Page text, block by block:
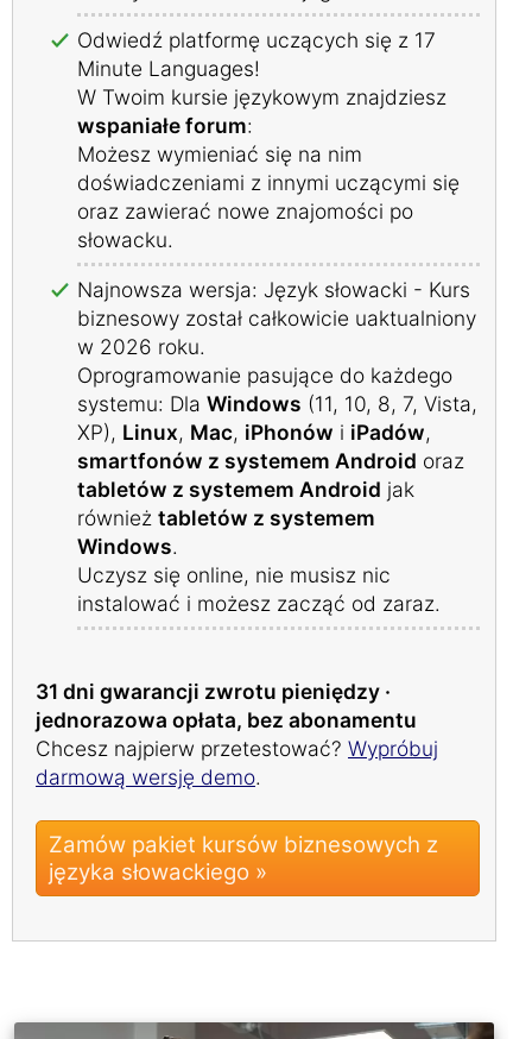
Odwiedź platformę uczących się z 17
Minute Languages!
W Twoim kursie językowym znajdziesz
wspaniałe forum:
Możesz wymieniać się na nim
doświadczeniami z innymi uczącymi się
oraz zawierać nowe znajomości po
słowacku.
Najnowsza wersja: Język słowacki - Kurs
biznesowy został całkowicie uaktualniony
w 2026 roku.
Oprogramowanie pasujące do każdego
systemu: Dla Windows (11, 10, 8, 7, Vista,
XP), Linux, Mac, iPhonów i iPadów,
smartfonów z systemem Android oraz
tabletów z systemem Android jak
również tabletów z systemem
Windows.
Uczysz się online, nie musisz nic
instalować i możesz zacząć od zaraz.
31 dni gwarancji zwrotu pieniędzy ·
jednorazowa opłata, bez abonamentu
Chcesz najpierw przetestować? Wypróbuj
darmową wersję demo.
Zamów pakiet kursów biznesowych z
języka słowackiego »